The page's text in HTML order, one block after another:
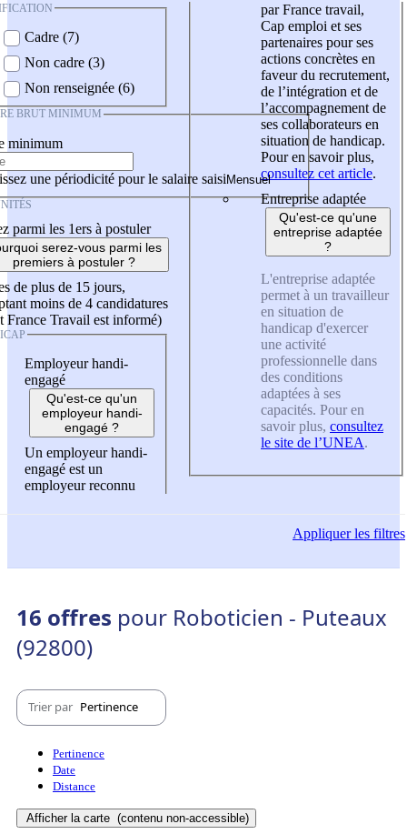
Cadre (7)
Non cadre (3)
Non renseignée (6)
BRUT MINIMUM
minimum
une périodicité pour le salaire saisi
parmi les 1ers à postuler
serez-vous parmi les
premiers à postuler ?
de plus de 15 jours,
moins de 4 candidatures
France Travail est informé)
Employeur handi-
engagé
Qu'est-ce qu'un
employeur handi-
engagé ?
Un employeur handi-
engagé est un
employeur reconnu
par France travail,
Cap emploi et ses
partenaires pour ses
actions concrètes en
faveur du recrutement,
de l’intégration et de
l’accompagnement de
ses collaborateurs en
situation de handicap.
Pour en savoir plus,
consultez cet article.
Entreprise adaptée
Qu'est-ce qu'une
entreprise adaptée
?
L'entreprise adaptée
permet à un travailleur
en situation de
handicap d'exercer
une activité
professionnelle dans
des conditions
adaptées à ses
capacités. Pour en
savoir plus, consultez
le site de l’UNEA.
Appliquerles filtres
16 offres pour Roboticien - Puteaux
(92800)
Trier par Pertinence
Pertinence
Date
Distance
Afficher la carte (contenu non-accessible)